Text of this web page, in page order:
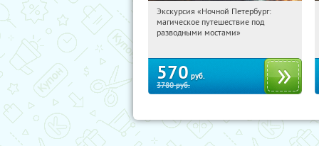
19:05:56 Купили:
Площадь Восстания
Экскурсия «Ночной Петербург:
магическое путешествие под
разводными мостами»
570 руб.
3780руб.